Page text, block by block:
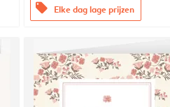
offers Elke dag lage prijzen